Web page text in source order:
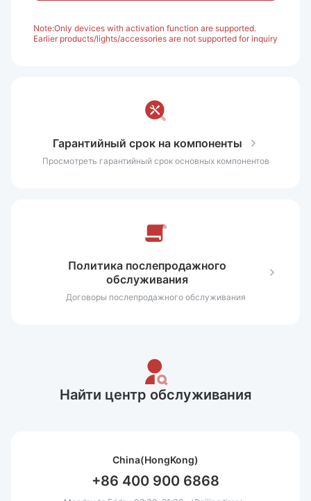
Note:Only devices with activation function are supported.
Earlier products/lights/accessories are not supported for inquiry
Гарантийный срок на компоненты
Просмотреть гарантийный срок основных компонентов
Политика послепродажного
обслуживания
Договоры послепродажного обслуживания
Найти центр обслуживания
China(HongKong)
+86 400 900 6868